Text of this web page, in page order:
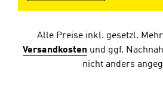
Alle Preise inkl. gesetzl.
Versandkosten und ggf.
nicht anders